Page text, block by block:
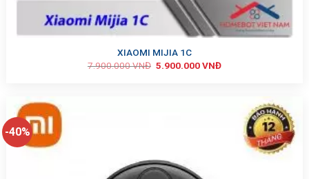
XIAOMI MIJIA 1C
7.900.000VNĐ 5.900.000VNĐ
-40%